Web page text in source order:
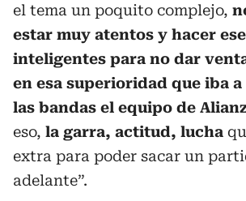
el tema un poquito complejo,
estar muy atentos y hacer
inteligentes para no dar
en esa superioridad que iba
las bandas el equipo de
eso, la garra, actitud, lucha
extra para poder sacar un
adelante”.